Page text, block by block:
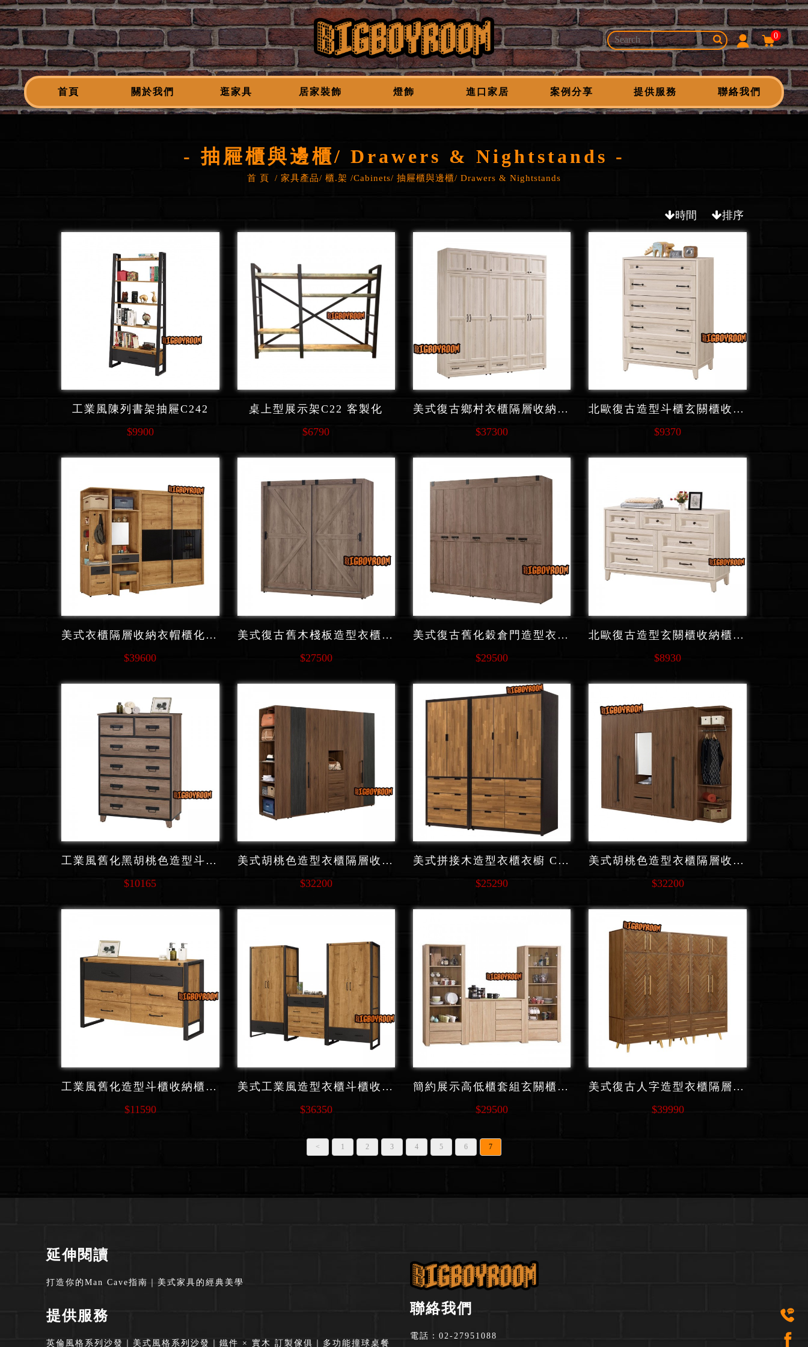
0
首頁 關於我們 逛家具 居家裝飾 燈飾 進口家居 案例分享 提供服務 聯絡我們
- 抽屜櫃與邊櫃/ Drawers & Nightstands -
首 頁 家具產品 櫃.架 /Cabinets 抽屜櫃與邊櫃/ Drawers & Nightstands
時間 排序
工業風陳列書架抽屜C242
$9900
桌上型展示架C22 客製化
$6790
美式復古鄉村衣櫃隔層收納 C224系列
$37300
北歐復古造型斗櫃玄關櫃收納櫃 C233 系列
$9370
美式衣櫃隔層收納衣帽櫃化妝台套組 C223系列
$39600
美式復古舊木棧板造型衣櫃隔層收納 C227 系列
$27500
美式復古舊化穀倉門造型衣櫃隔層收納 C228 系列
$29500
北歐復古造型玄關櫃收納櫃 C232 系列
$8930
工業風舊化黑胡桃色造型斗櫃收納櫃 C237 系列
$10165
美式胡桃色造型衣櫃隔層收納 C229 系列
$32200
美式拼接木造型衣櫃衣櫥 C214 系列
$25290
美式胡桃色造型衣櫃隔層收納 C230 系列
$32200
工業風舊化造型斗櫃收納櫃 C238 系列
$11590
美式工業風造型衣櫃斗櫃收納套組 C231 系列
$36350
簡約展示高低櫃套組玄關櫃隔層收納櫃 C217 系列
$29500
美式復古人字造型衣櫃隔層收納 C225系列
$39990
< 1 2 3 4 5 6 7
延伸閱讀
打造你的Man Cave指南 ｜ 美式家具的經典美學
提供服務
英倫風格系列沙發 ｜ 美式風格系列沙發 ｜鐵件 × 實木 訂製傢俱 ｜ 多功能撞球桌餐
聯絡我們
電話： 02-27951088